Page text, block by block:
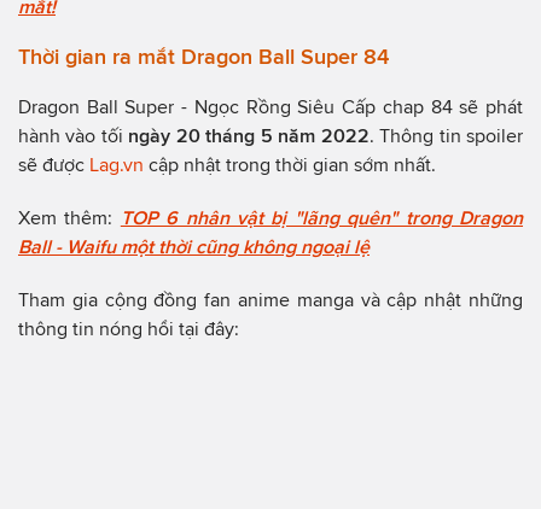
mắt!
Thời gian ra mắt Dragon Ball Super 84
Dragon Ball Super - Ngọc Rồng Siêu Cấp chap 84 sẽ phát
hành vào tối ngày 20 tháng 5 năm 2022. Thông tin spoiler
sẽ được Lag.vn cập nhật trong thời gian sớm nhất.
Xem thêm: TOP 6 nhân vật bị "lãng quên" trong Dragon
Ball - Waifu một thời cũng không ngoại lệ
Tham gia cộng đồng fan anime manga và cập nhật những
thông tin nóng hổi tại đây: